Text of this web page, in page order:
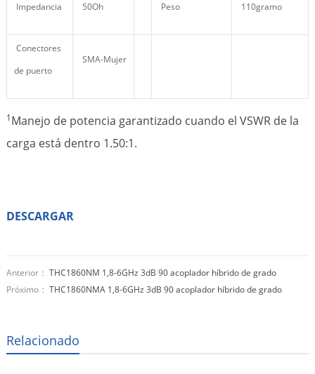
Impedancia 50Oh Peso 110gramo
Conectores
de puerto
SMA-Mujer
1Manejo de potencia garantizado cuando el VSWR de la
carga está dentro 1.50:1.
DESCARGAR
Anterior： THC1860NM 1,8-6GHz 3dB 90 acoplador híbrido de grado
Próximo： THC1860NMA 1,8-6GHz 3dB 90 acoplador híbrido de grado
Relacionado